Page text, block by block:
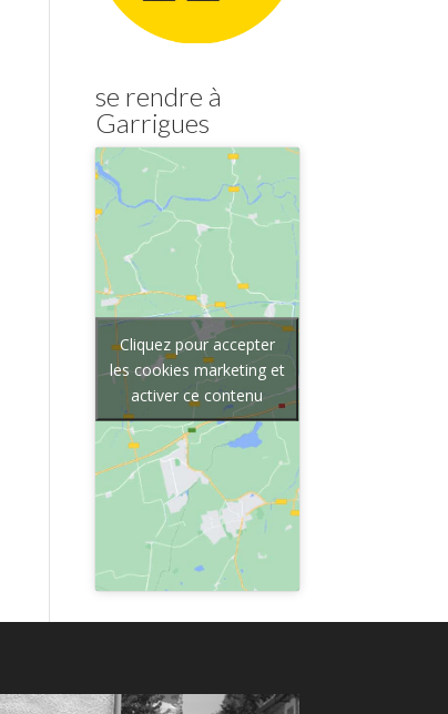
se rendre à
Garrigues
Cliquez pour accepter
les cookies marketing et
activer ce contenu